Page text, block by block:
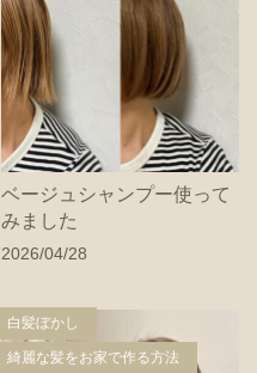
ベージュシャンプー使って
みました
2026/04/28
白髪ぼかし
綺麗な髪をお家で作る方法